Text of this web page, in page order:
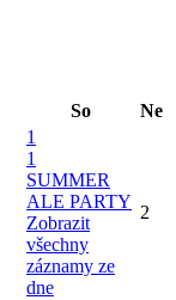
So Ne
1
1
SUMMER
ALE PARTY
Zobrazit
všechny
záznamy ze
dne
2